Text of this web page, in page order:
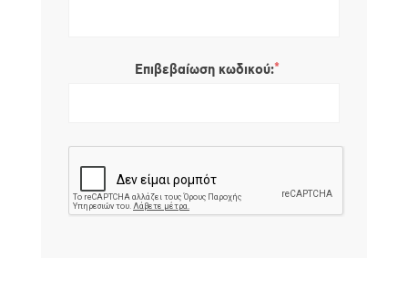
Επιβεβαίωση κωδικού:*